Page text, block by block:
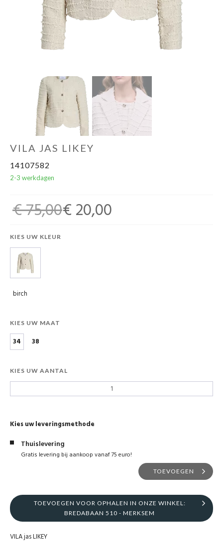
VILA JAS LIKEY
14107582
2-3 werkdagen
€ 75,00€ 20,00
KIES UW KLEUR
birch
KIES UW MAAT
34 38
KIES UW AANTAL
Kies uw leveringsmethode
Thuislevering
Gratis levering bij aankoop vanaf 75 euro!
TOEVOEGEN
TOEVOEGEN VOOR OPHALEN IN ONZE WINKEL:
BREDABAAN 510 - MERKSEM
VILA jas LIKEY